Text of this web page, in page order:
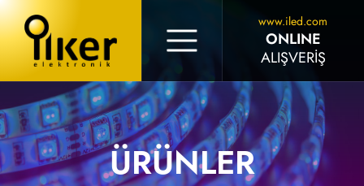
www.iled.com
ONLINE
ALIŞVERİŞ
ÜRÜNLER